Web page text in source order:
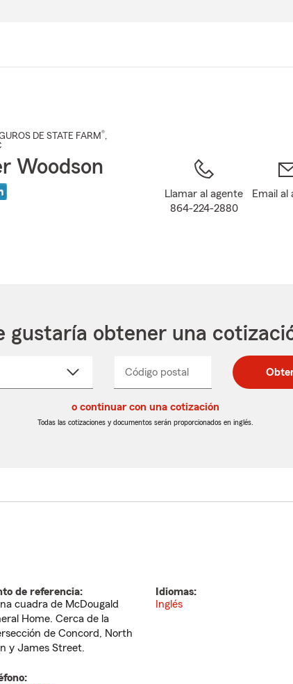
DE STATE FARM®,
Woodson
Llamar al agente
864-224-2880
Email al
gustaría obtener una
Código postal
postal
de
postal
de
_____
o continuar con una cotización
Todas las cotizaciones y documentos serán proporcionados en inglés.
de referencia:
cuadra de McDougald
Home. Cerca de la
de Concord, North
y James Street.
Idiomas:
Inglés